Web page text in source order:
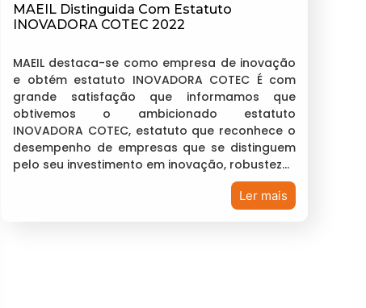
MAEIL Distinguida Com Estatuto
INOVADORA COTEC 2022
MAEIL destaca-se como empresa de inovação
e obtém estatuto INOVADORA COTEC É com
grande satisfação que informamos que
obtivemos o ambicionado estatuto
INOVADORA COTEC, estatuto que reconhece o
desempenho de empresas que se distinguem
pelo seu investimento em inovação, robustez…
Ler mais